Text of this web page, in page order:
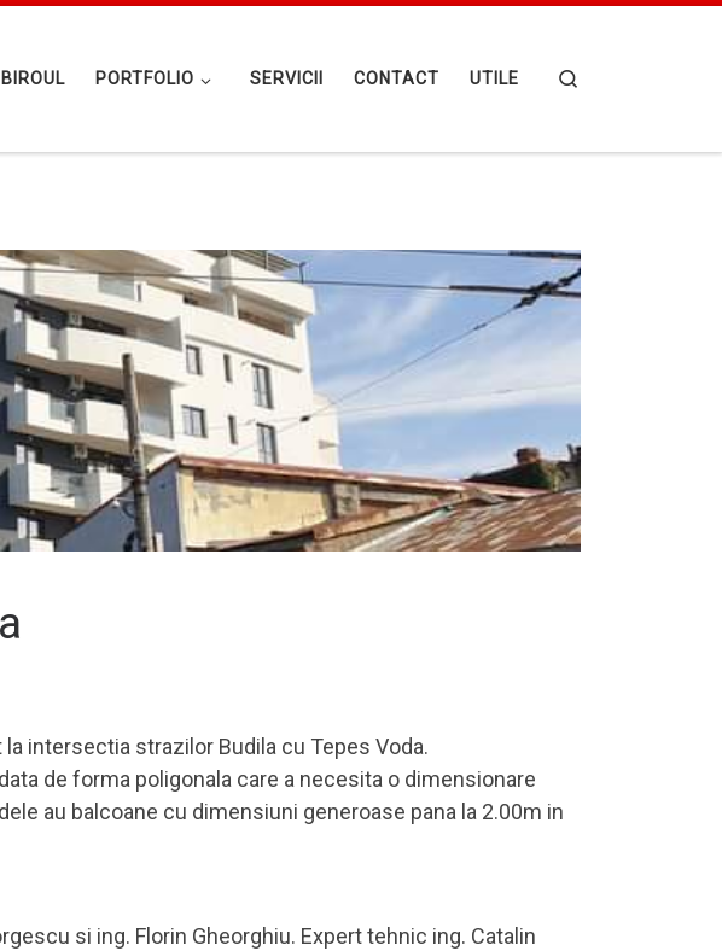
BIROUL PORTFOLIO SERVICII CONTACT UTILE
intersectia strazilor Budila cu Tepes Voda.
de forma poligonala care a necesita o dimensionare
au balcoane cu dimensiuni generoase pana la 2.00m in
si ing. Florin Gheorghiu. Expert tehnic ing. Catalin